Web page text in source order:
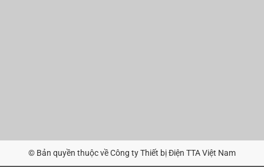
© Bản quyền thuộc về Công ty Thiết bị Điện TTA Việt Nam